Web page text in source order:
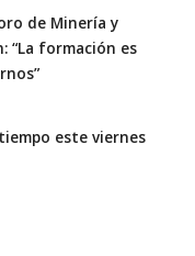
de Minería y
“La formación es
este viernes